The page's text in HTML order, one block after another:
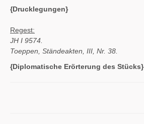
{Drucklegungen}
Regest:
JH I 9574.
Toeppen, Ständeakten, III, Nr. 38.
{Diplomatische Erörterung des Stücks}